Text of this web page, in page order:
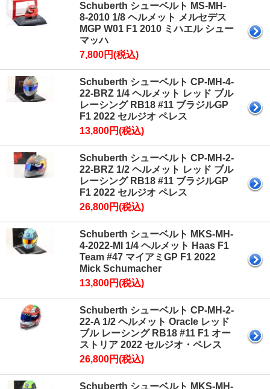
Schuberth シューベルト MS-MH-
8-2010 1/8 ヘルメット メルセデス
MGP W01 F1 2010 ミハエル シュー
マッハ
7,800円(税込)
Schuberth シューベルト CP-MH-4-
22-BRZ 1/4 ヘルメット レッド ブル
レーシング RB18 #11 ブラジルGP
F1 2022 セルジオ ペレス
13,800円(税込)
Schuberth シューベルト CP-MH-2-
22-BRZ 1/2 ヘルメット レッド ブル
レーシング RB18 #11 ブラジルGP
F1 2022 セルジオ ペレス
26,800円(税込)
Schuberth シューベルト MKS-MH-
4-2022-MI 1/4 ヘルメット Haas F1
Team #47 マイアミGP F1 2022
Mick Schumacher
13,800円(税込)
Schuberth シューベルト CP-MH-2-
22-A 1/2 ヘルメット Oracle レッド
ブル レーシング RB18 #11 F1 オー
ストリア 2022 セルジオ・ペレス
26,800円(税込)
Schuberth シューベルト MKS-MH-